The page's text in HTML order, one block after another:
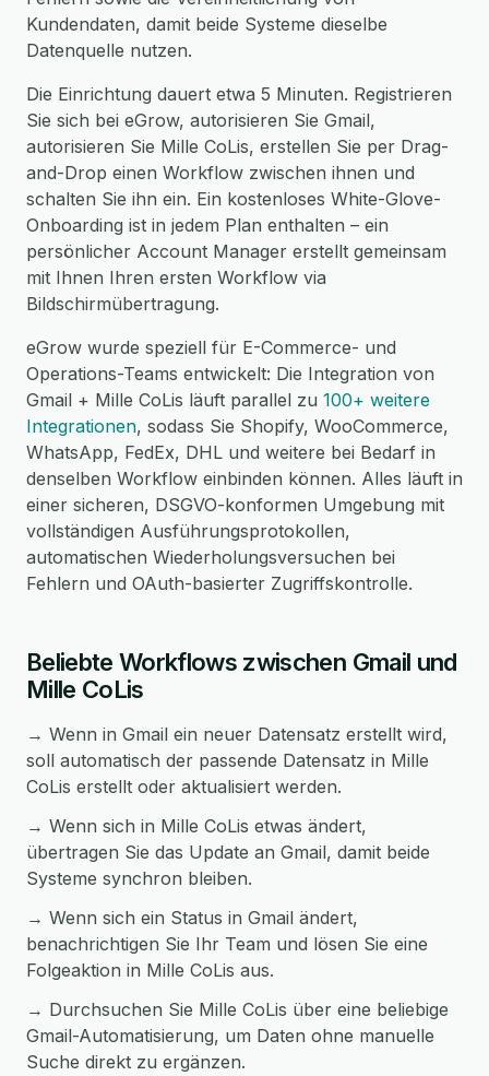
Kundendaten, damit beide Systeme dieselbe
Datenquelle nutzen.
Die Einrichtung dauert etwa 5 Minuten. Registrieren
Sie sich bei eGrow, autorisieren Sie Gmail,
autorisieren Sie Mille CoLis, erstellen Sie per Drag-
and-Drop einen Workflow zwischen ihnen und
schalten Sie ihn ein. Ein kostenloses White-Glove-
Onboarding ist in jedem Plan enthalten – ein
persönlicher Account Manager erstellt gemeinsam
mit Ihnen Ihren ersten Workflow via
Bildschirmübertragung.
eGrow wurde speziell für E-Commerce- und
Operations-Teams entwickelt: Die Integration von
Gmail + Mille CoLis läuft parallel zu 100+ weitere
Integrationen, sodass Sie Shopify, WooCommerce,
WhatsApp, FedEx, DHL und weitere bei Bedarf in
denselben Workflow einbinden können. Alles läuft in
einer sicheren, DSGVO-konformen Umgebung mit
vollständigen Ausführungsprotokollen,
automatischen Wiederholungsversuchen bei
Fehlern und OAuth-basierter Zugriffskontrolle.
Beliebte Workflows zwischen Gmail und
Mille CoLis
→ Wenn in Gmail ein neuer Datensatz erstellt wird,
soll automatisch der passende Datensatz in Mille
CoLis erstellt oder aktualisiert werden.
→ Wenn sich in Mille CoLis etwas ändert,
übertragen Sie das Update an Gmail, damit beide
Systeme synchron bleiben.
→ Wenn sich ein Status in Gmail ändert,
benachrichtigen Sie Ihr Team und lösen Sie eine
Folgeaktion in Mille CoLis aus.
→ Durchsuchen Sie Mille CoLis über eine beliebige
Gmail-Automatisierung, um Daten ohne manuelle
Suche direkt zu ergänzen.